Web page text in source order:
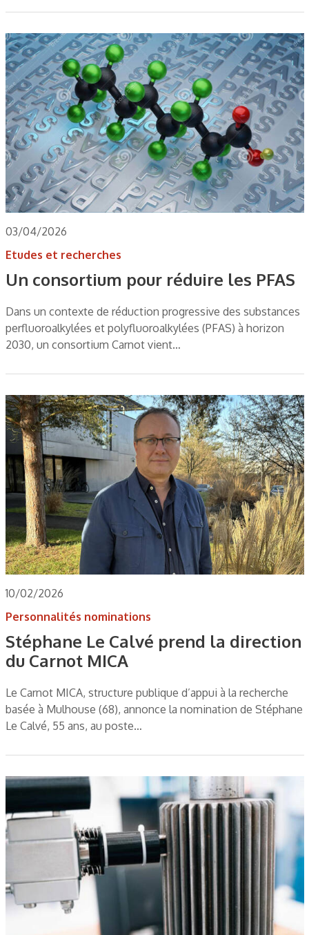
03/04/2026
Etudes et recherches
Un consortium pour réduire les PFAS
Dans un contexte de réduction progressive des substances
perfluoroalkylées et polyfluoroalkylées (PFAS) à horizon
2030, un consortium Carnot vient…
10/02/2026
Personnalités nominations
Stéphane Le Calvé prend la direction
du Carnot MICA
Le Carnot MICA, structure publique d’appui à la recherche
basée à Mulhouse (68), annonce la nomination de Stéphane
Le Calvé, 55 ans, au poste…